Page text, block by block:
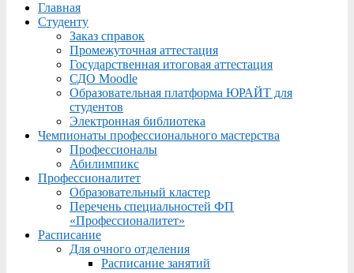
Menu
Главная
Студенту
Заказ справок
Промежуточная аттестация
Государственная итоговая аттестация
СДО Moodle
Образовательная платформа ЮРАЙТ для
студентов
Электронная библиотека
Чемпионаты профессионального мастерства
Профессионалы
Абилимпикс
Профессионалитет
Образовательный кластер
Перечень специальностей ФП
«Профессионалитет»
Расписание
Для очного отделения
Расписание занятий